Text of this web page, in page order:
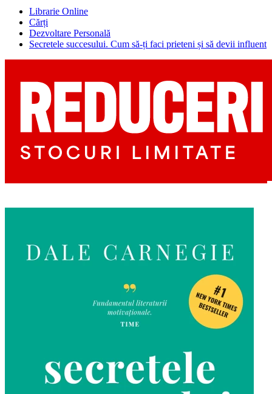
Librarie Online
Cărți
Dezvoltare Personală
Secretele succesului. Cum să-ți faci prieteni și să devii influent